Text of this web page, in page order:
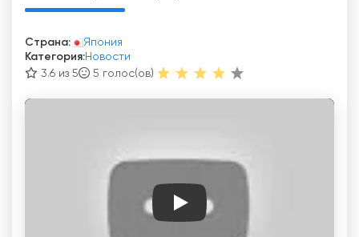
Страна:
Япония
Категория:Новости
3.6 из 5
5 голос(ов)